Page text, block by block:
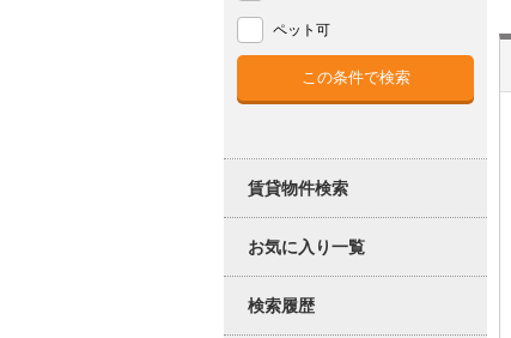
ペット可
賃貸物件検索
お気に入り一覧
検索履歴